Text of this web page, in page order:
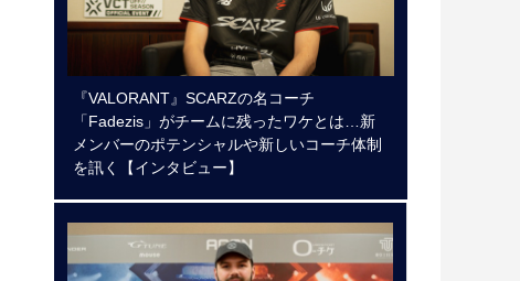
『VALORANT』SCARZの名コーチ
「Fadezis」がチームに残ったワケとは…新
メンバーのポテンシャルや新しいコーチ体制
を訊く【インタビュー】